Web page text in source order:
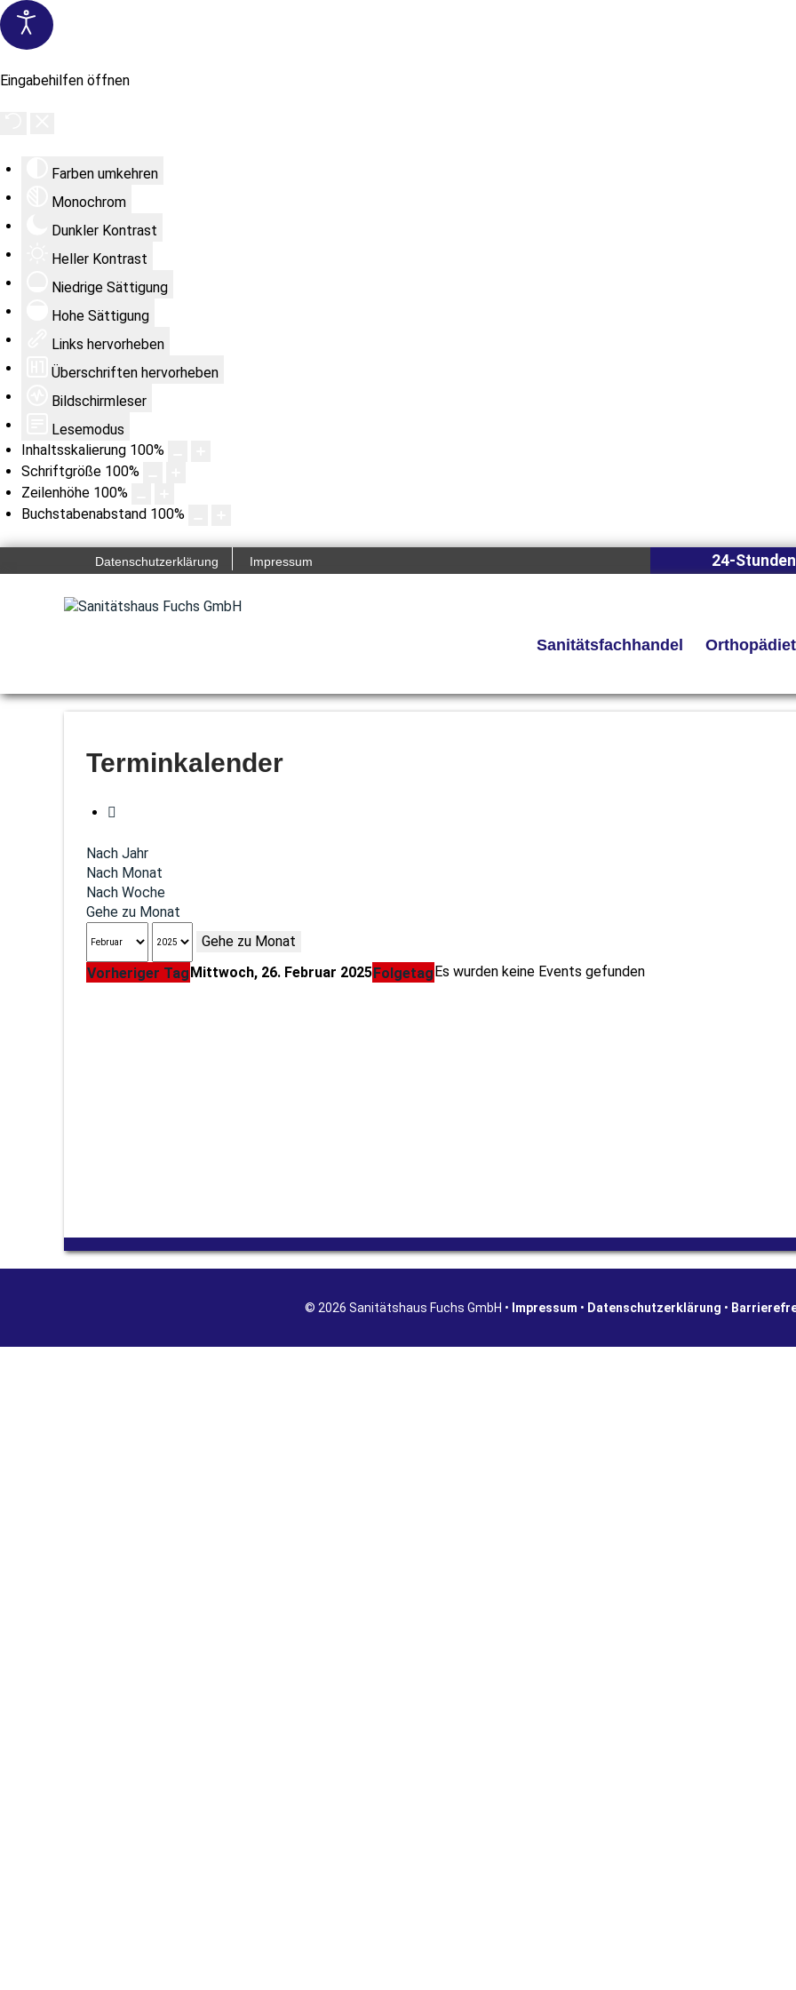
Eingabehilfen öffnen
Farben umkehren
Monochrom
Dunkler Kontrast
Heller Kontrast
Niedrige Sättigung
Hohe Sättigung
Links hervorheben
Überschriften hervorheben
Bildschirmleser
Lesemodus
Inhaltsskalierung 100%
Schriftgröße 100%
Zeilenhöhe 100%
Buchstabenabstand 100%
Datenschutzerklärung Impressum 24-
Sanitätsfachhandel
Terminkalender
Nach Jahr
Nach Monat
Nach Woche
Gehe zu Monat
Gehe zu Monat
Vorheriger TagMittwoch, 26. Februar 2025FolgetagEs wurden keine Events gefunden
© 2026 Sanitätshaus Fuchs GmbH • Impressum • Datenschutzerklärung •